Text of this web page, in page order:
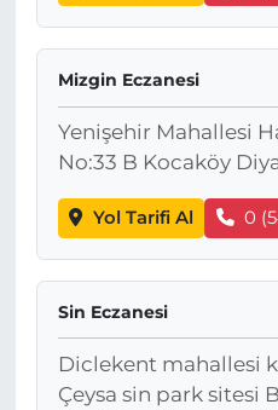
Mizgin Eczanesi
Yenişehir Mahallesi
No:33 B Kocaköy
Yol Tarifi Al 0
Sin Eczanesi
Diclekent mahallesi
Çeysa sin park sitesi